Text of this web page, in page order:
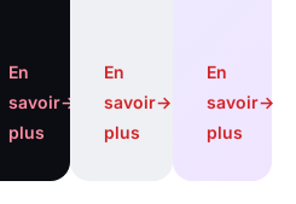
En
savoir
plus
→
En
savoir
plus
→
En
savoir
plus
→